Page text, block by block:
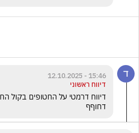
15:46 - 12.10.2025
דיווח ראשוני
דחוףף